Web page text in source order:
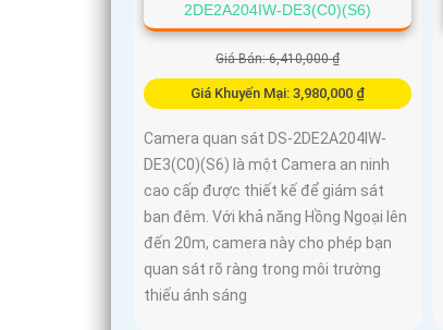
2DE2A204IW-DE3(C0)(S6)
Giá Bán: 6,410,000 ₫
Giá Khuyến Mại: 3,980,000 ₫
Camera quan sát DS-2DE2A204IW-
DE3(C0)(S6) là một Camera an ninh
cao cấp được thiết kế để giám sát
ban đêm. Với khả năng Hồng Ngoại lên
đến 20m, camera này cho phép bạn
quan sát rõ ràng trong môi trường
thiếu ánh sáng